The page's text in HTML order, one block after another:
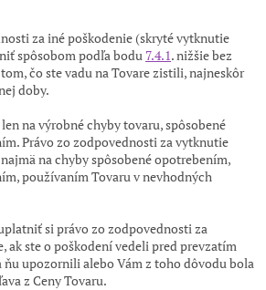
za iné poškodenie (skryté vytknutie
spôsobom podľa bodu 7.4.1. nižšie bez
čo ste vadu na Tovare zistili, najneskôr
doby.
na výrobné chyby tovaru, spôsobené
Právo zo zodpovednosti za vytknutie
na chyby spôsobené opotrebením,
používaním Tovaru v nevhodných
si právo zo zodpovednosti za
ak ste o poškodení vedeli pred prevzatím
ňu upozornili alebo Vám z toho dôvodu bola
z Ceny Tovaru.